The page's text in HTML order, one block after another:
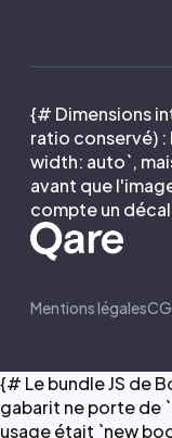
{# Dimensions
ratio conservé) :
width: auto`,
avant que
compte un
Mentions légales
{# Le bundle JS de
gabarit ne porte de
usage était `new